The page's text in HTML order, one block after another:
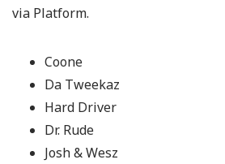
via Platform.
Coone
Da Tweekaz
Hard Driver
Dr. Rude
Josh & Wesz